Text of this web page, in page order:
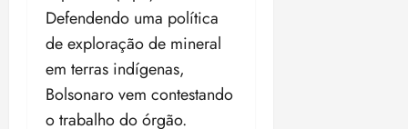
Defendendo uma política
de exploração de mineral
em terras indígenas,
Bolsonaro vem contestando
o trabalho do órgão.